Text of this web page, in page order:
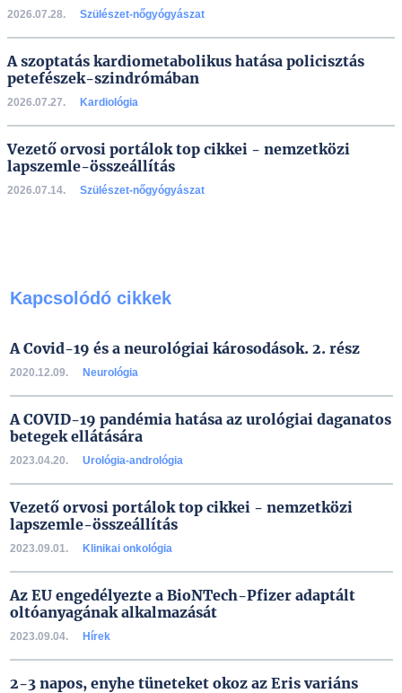
2026.07.28. Szülészet-nőgyógyászat
A szoptatás kardiometabolikus hatása policisztás
petefészek-szindrómában
2026.07.27. Kardiológia
Vezető orvosi portálok top cikkei - nemzetközi
lapszemle-összeállítás
2026.07.14. Szülészet-nőgyógyászat
Kapcsolódó cikkek
A Covid-19 és a neurológiai károsodások. 2. rész
2020.12.09. Neurológia
A COVID-19 pandémia hatása az urológiai daganatos
betegek ellátására
2023.04.20. Urológia-andrológia
Vezető orvosi portálok top cikkei - nemzetközi
lapszemle-összeállítás
2023.09.01. Klinikai onkológia
Az EU engedélyezte a BioNTech-Pfizer adaptált
oltóanyagának alkalmazását
2023.09.04. Hírek
2-3 napos, enyhe tüneteket okoz az Eris variáns